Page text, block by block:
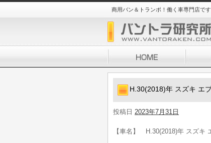
商用バン＆トランポ！働く車専門店です
H.30(2018)年 スズキ エ
投稿日 2023年7月31日
【車名】 H.30(2018)年 スズキ